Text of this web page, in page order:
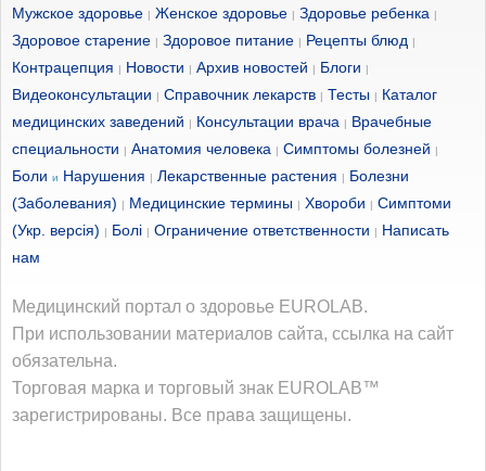
Мужское здоровье | Женское здоровье | Здоровье ребенка |
Здоровое старение | Здоровое питание | Рецепты блюд |
Контрацепция | Новости | Архив новостей | Блоги |
Видеоконсультации | Справочник лекарств | Тесты | Каталог
медицинских заведений | Консультации врача | Врачебные
специальности | Анатомия человека | Симптомы болезней |
Боли и Нарушения | Лекарственные растения | Болезни
(Заболевания) | Медицинские термины | Хвороби | Симптоми
(Укр. версія) | Болі | Ограничение ответственности | Написать
нам
Медицинский портал о здоровье EUROLAB.
При использовании материалов сайта, ссылка на сайт
обязательна.
Торговая марка и торговый знак EUROLAB™
зарегистрированы. Все права защищены.